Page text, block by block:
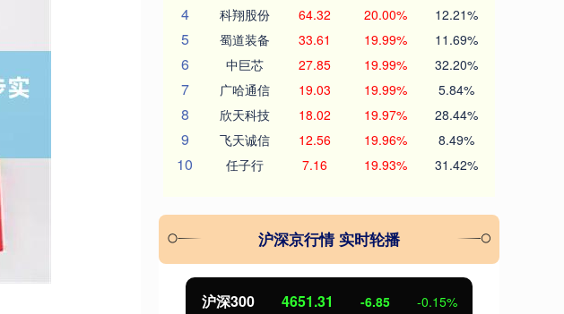
4 科翔股份 64.32 20.00% 12.21%
5 蜀道装备 33.61 19.99% 11.69%
6 中巨芯 27.85 19.99% 32.20%
7 广哈通信 19.03 19.99% 5.84%
8 欣天科技 18.02 19.97% 28.44%
9 飞天诚信 12.56 19.96% 8.49%
10 任子行 7.16 19.93% 31.42%
沪深京行情 实时轮播
沪深300 4651.31 -6.85 -0.15%